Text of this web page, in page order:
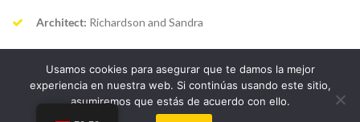
Architect: Richardson and Sandra
Builder:GraphicRiver Builder Corporate
Budget:$1 250 000,00
Usamos cookies para asegurar que te damos la mejor
experiencia en nuestra web. Si continúas usando este sitio,
asumiremos que estás de acuerdo con ello.